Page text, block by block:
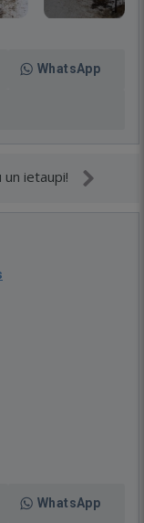
WhatsApp
ietaupi!
WhatsApp